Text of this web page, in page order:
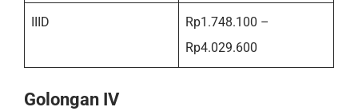
IIID
Rp1.748.100 –
Rp4.029.600
Golongan IV